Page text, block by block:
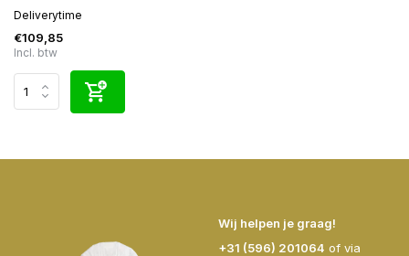
Deliverytime
€109,85
Incl. btw
Wij helpen je graag!
+31 (596) 201064 of via